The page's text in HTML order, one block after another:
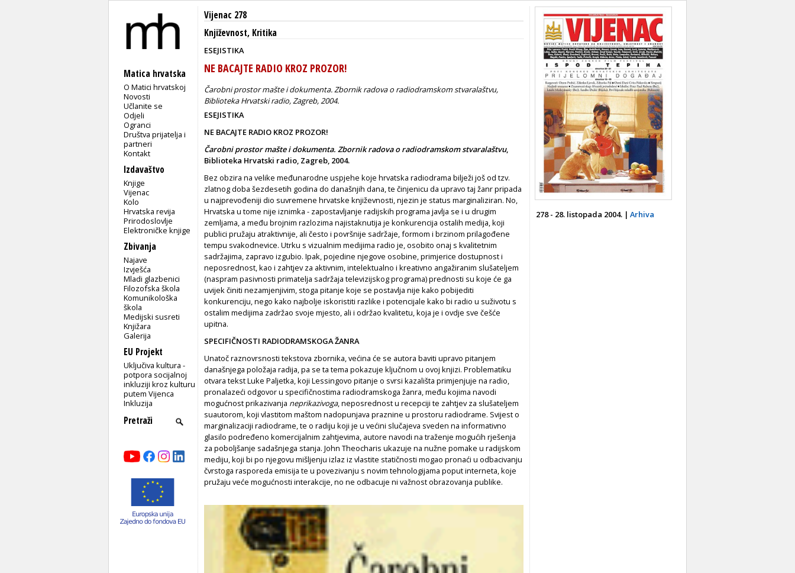
Matica hrvatska
O Matici hrvatskoj
Novosti
Učlanite se
Odjeli
Ogranci
Društva prijatelja i
partneri
Kontakt
Izdavaštvo
Knjige
Vijenac
Kolo
Hrvatska revija
Prirodoslovlje
Elektroničke knjige
Zbivanja
Najave
Izvješća
Mladi glazbenici
Filozofska škola
Komunikološka
škola
Medijski susreti
Knjižara
Galerija
EU Projekt
Uključiva kultura -
potpora socijalnoj
inkluziji kroz kulturu
putem Vijenca
Inkluzija
Vijenac 278
Književnost, Kritika
ESEJISTIKA
NE BACAJTE RADIO KROZ PROZOR!
Čarobni prostor mašte i dokumenta. Zbornik radova o radiodramskom stvaralaštvu,
Biblioteka Hrvatski radio, Zagreb, 2004.
ESEJISTIKA
NE BACAJTE RADIO KROZ PROZOR!
Čarobni prostor mašte i dokumenta. Zbornik radova o radiodramskom stvaralaštvu,
Biblioteka Hrvatski radio, Zagreb, 2004.
Bez obzira na velike međunarodne uspjehe koje hrvatska radiodrama bilježi još od tzv.
zlatnog doba šezdesetih godina do današnjih dana, te činjenicu da upravo taj žanr pripada
u najprevođeniji dio suvremene hrvatske književnosti, njezin je status marginaliziran. No,
Hrvatska u tome nije iznimka - zapostavljanje radijskih programa javlja se i u drugim
zemljama, a među brojnim razlozima najistaknutija je konkurencija ostalih medija, koji
publici pružaju atraktivnije, ali često i površnije sadržaje, formom i brzinom prilagođene
tempu svakodnevice. Utrku s vizualnim medijima radio je, osobito onaj s kvalitetnim
sadržajima, zapravo izgubio. Ipak, pojedine njegove osobine, primjerice dostupnost i
neposrednost, kao i zahtjev za aktivnim, intelektualno i kreativno angažiranim slušateljem
(naspram pasivnosti primatelja sadržaja televizijskog programa) prednosti su koje će ga
uvijek činiti nezamjenjivim, stoga pitanje koje se postavlja nije kako pobijediti
konkurenciju, nego kako najbolje iskoristiti razlike i potencijale kako bi radio u suživotu s
ostalim medijima zadržao svoje mjesto, ali i održao kvalitetu, koja je i ovdje sve češće
upitna.
SPECIFIČNOSTI RADIODRAMSKOGA ŽANRA
Unatoč raznovrsnosti tekstova zbornika, većina će se autora baviti upravo pitanjem
današnjega položaja radija, pa se ta tema pokazuje ključnom u ovoj knjizi. Problematiku
otvara tekst Luke Paljetka, koji Lessingovo pitanje o svrsi kazališta primjenjuje na radio,
pronalazeći odgovor u specifičnostima radiodramskoga žanra, među kojima navodi
mogućnost prikazivanja neprikazivoga, neposrednost u recepciji te zahtjev za slušateljem
suautorom, koji vlastitom maštom nadopunjava praznine u prostoru radiodrame. Svijest o
marginalizaciji radiodrame, te o radiju koji je u većini slučajeva sveden na informativno
glasilo podređeno komercijalnim zahtjevima, autore navodi na traženje mogućih rješenja
za poboljšanje sadašnjega stanja. John Theocharis ukazuje na nužne pomake u radijskom
mediju, koji bi po njegovu mišljenju izlaz iz vlastite statičnosti mogao pronaći u odbacivanju
čvrstoga rasporeda emisija te u povezivanju s novim tehnologijama poput interneta, koje
pružaju veće mogućnosti interakcije, no ne odbacuje ni važnost obrazovanja publike.
278 - 28. listopada 2004. | Arhiva